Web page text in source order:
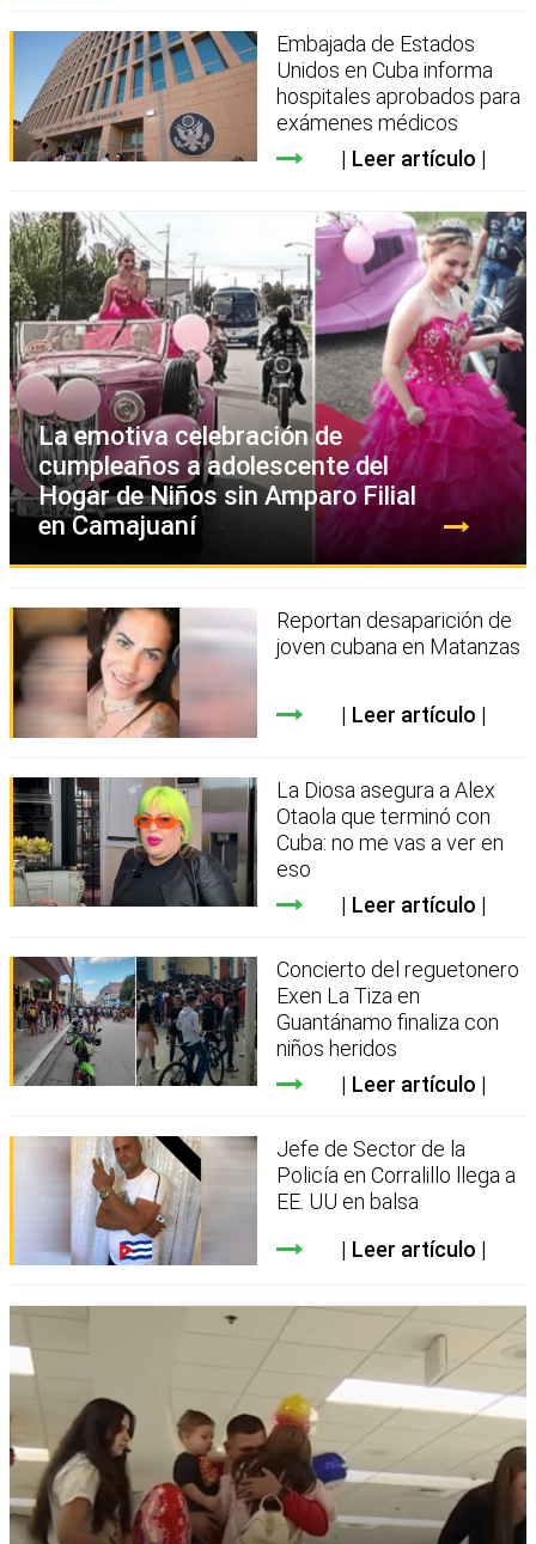
Embajada de Estados
Unidos en Cuba informa
hospitales aprobados para
exámenes médicos
Leer artículo
La emotiva celebración de
cumpleaños a adolescente del
Hogar de Niños sin Amparo Filial
en Camajuaní
Reportan desaparición de
joven cubana en Matanzas
Leer artículo
La Diosa asegura a Alex
Otaola que terminó con
Cuba: no me vas a ver en
eso
Leer artículo
Concierto del reguetonero
Exen La Tiza en
Guantánamo finaliza con
niños heridos
Leer artículo
Jefe de Sector de la
Policía en Corralillo llega a
EE. UU en balsa
Leer artículo